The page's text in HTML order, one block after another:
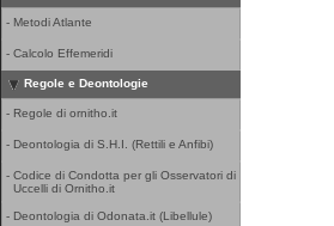
- Metodi Atlante
- Calcolo Effemeridi
Regole e Deontologie
- Regole di ornitho.it
- Deontologia di S.H.I. (Rettili e Anfibi)
- Codice di Condotta per gli Osservatori di
Uccelli di Ornitho.it
- Deontologia di Odonata.it (Libellule)